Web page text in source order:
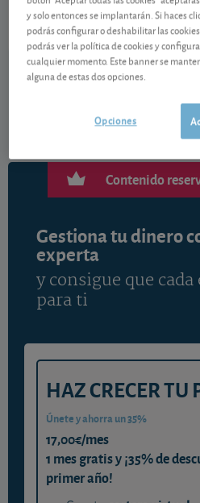
07/08/2026 Madrid
En los últimos doce meses la
PharmaMar se ha más que
de los analistas de OCU
Contenido
Gestiona tu dinero
experta
y consigue que
para ti
HAZ CRECER
Únete y ahorra un 35%
17,00€/mes
1 mes gratis y ¡35% de
primer año!
y solo entonces se implantarán. Si haces
podrás configurar o deshabilitar las
podrás ver la política de cookies y
cualquier momento. Este banner se
alguna de estas dos opciones.
Opciones